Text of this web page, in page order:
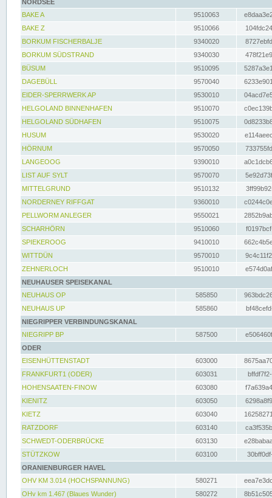
NORDSEE
BAKE A
9510063
BAKE Z
9510066
BORKUM FISCHERBALJE
9340020
BORKUM SÜDSTRAND
9340030
BÜSUM
9510095
DAGEBÜLL
9570040
EIDER-SPERRWERK AP
9530010
HELGOLAND BINNENHAFEN
9510070
HELGOLAND SÜDHAFEN
9510075
HUSUM
9530020
HÖRNUM
9570050
LANGEOOG
9390010
LIST AUF SYLT
9570070
MITTELGRUND
9510132
NORDERNEY RIFFGAT
9360010
PELLWORM ANLEGER
9550021
SCHARHÖRN
9510060
SPIEKEROOG
9410010
WITTDÜN
9570010
ZEHNERLOCH
9510010
NEUHAUSER SPEISEKANAL
NEUHAUS OP
585850
NEUHAUS UP
585860
NIEGRIPPER VERBINDUNGSKANAL
NIEGRIPP BP
587500
ODER
EISENHÜTTENSTADT
603000
FRANKFURT1 (ODER)
603031
HOHENSAATEN-FINOW
603080
KIENITZ
603050
KIETZ
603040
RATZDORF
603140
SCHWEDT-ODERBRÜCKE
603130
STÜTZKOW
603100
ORANIENBURGER HAVEL
OHV KM 3.014 (HOCHSPANNUNG)
580271
OHv km 1.467 (Blaues Wunder)
580272